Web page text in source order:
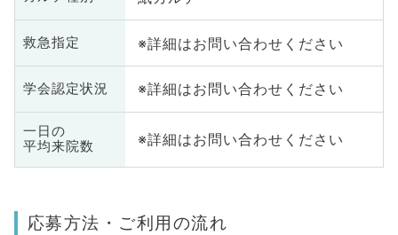
救急指定 ※詳細はお問い合わせください
学会認定状況 ※詳細はお問い合わせください
一日の
平均来院数
※詳細はお問い合わせください
応募方法・ご利用の流れ